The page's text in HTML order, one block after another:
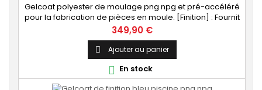
Gelcoat polyester de moulage png npg et pré-accéléré
pour la fabrication de pièces en moule. [Finition] : Fournit
un revêtement extérieur lisse qualité immersion.
[Étanche] : Étanchéifie votre stratification résine et fibre
de verre. Livré avec son catalyseur PMEC 50 cl
Prix
349,90 €
 Ajouter au panier
 En stock